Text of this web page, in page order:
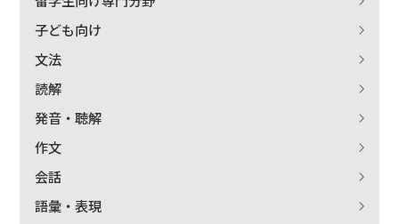
子ども向け
文法
読解
発音・聴解
作文
会話
語彙・表現